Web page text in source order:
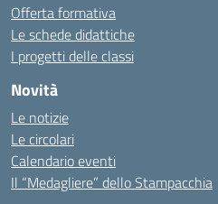
Offerta formativa
Le schede didattiche
I progetti delle classi
Novità
Le notizie
Le circolari
Calendario eventi
Il “Medagliere” dello Stampacchia